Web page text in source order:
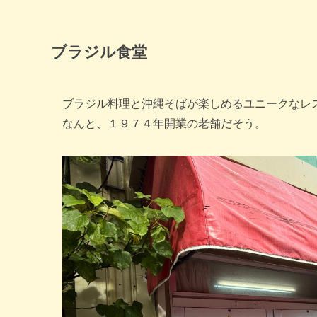
ブラジル食堂
ブラジル料理と沖縄そばが楽しめるユニークな
なんと、１９７４年開業の老舗だそう。